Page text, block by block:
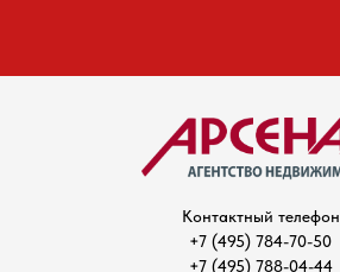
Контактный телефон
+7 (495) 784-70-50
+7 (495) 788-04-44